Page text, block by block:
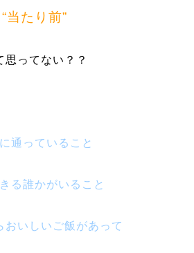
“当たり前”
思ってない？？
通っていること
る誰かがいること
おいしいご飯があって